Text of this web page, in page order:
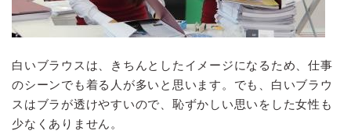
白いブラウスは、きちんとしたイメージになるため、仕事
のシーンでも着る人が多いと思います。でも、白いブラウ
スはブラが透けやすいので、恥ずかしい思いをした女性も
少なくありません。